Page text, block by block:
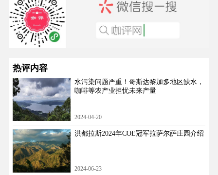
热评内容
水污染问题严重！哥斯达黎加多地区缺水，
咖啡等农产业担忧未来产量
2024-04-20
洪都拉斯2024年COE冠军拉萨尔萨庄园介绍
2024-06-23